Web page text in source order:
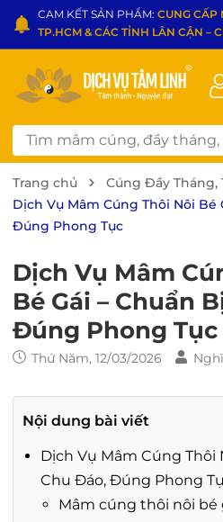
CAM KẾT SẢN PHẨM: CUNG CẤP
TP.HCM & CÁC TỈNH LÂN CẬN –
Trang chủ
Cúng Đầy Tháng,
Dịch Vụ Mâm Cúng Thôi Nôi Bé
Đúng Phong Tục
Dịch Vụ Mâm
Bé Gái – Chuẩn
Đúng Phong Tục
Thứ Năm, 12/03/2026
Nội dung bài viết
Dịch Vụ Mâm Cúng Thôi
Chu Đáo, Đúng Phong
Mâm cúng thôi nôi